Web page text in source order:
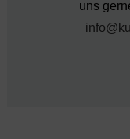
uns